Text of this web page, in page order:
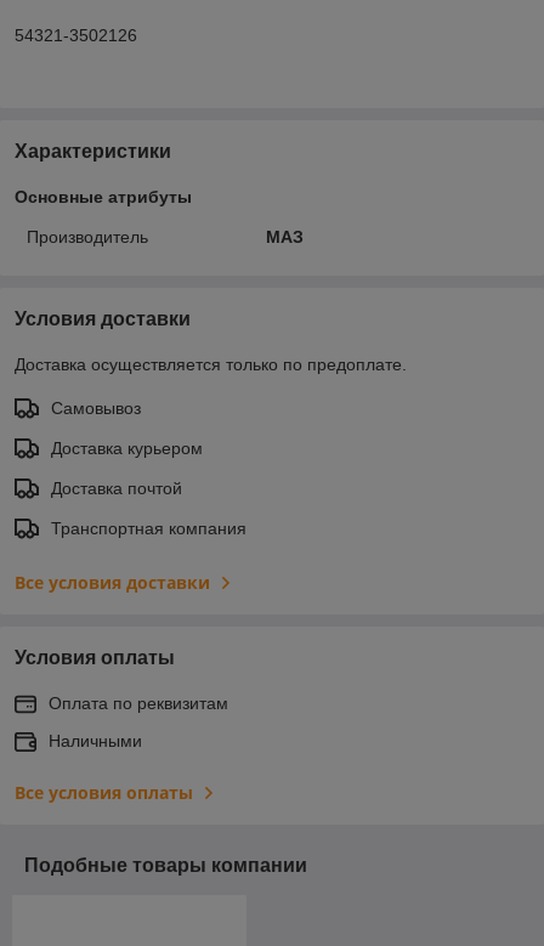
54321-3502126
Характеристики
Основные атрибуты
Производитель МАЗ
Условия доставки
Доставка осуществляется только по предоплате.
Самовывоз
Доставка курьером
Доставка почтой
Транспортная компания
Все условия доставки
Условия оплаты
Оплата по реквизитам
Наличными
Все условия оплаты
Подобные товары компании